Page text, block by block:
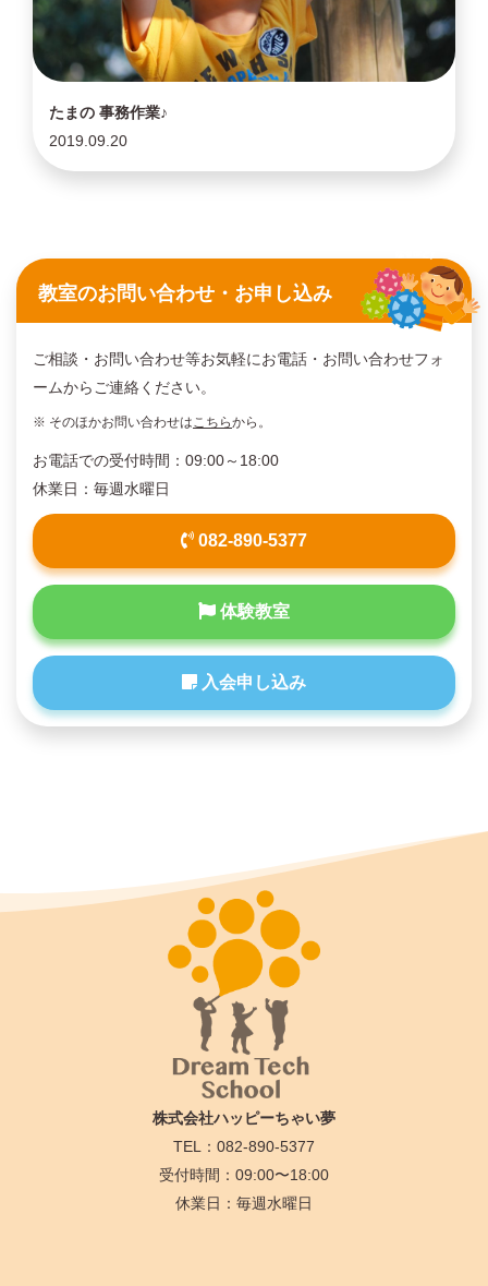
たまの 事務作業♪
2019.09.20
教室のお問い合わせ・お申し込み
ご相談・お問い合わせ等お気軽にお電話・お問い合わせフォ
ームからご連絡ください。
※ そのほかお問い合わせは こちらから。
お電話での受付時間：09:00～18:00
休業日：毎週水曜日
082-890-5377
体験教室
入会申し込み
株式会社ハッピーちゃい夢
TEL：082-890-5377
受付時間：09:00〜18:00
休業日：毎週水曜日